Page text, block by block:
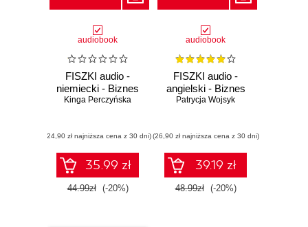
audiobook
FISZKI audio -
niemiecki - Biznes
Kinga Perczyńska
(24,90 zł najniższa cena z 30 dni)
35.99 zł
44.99zł (-20%)
audiobook
FISZKI audio -
angielski - Biznes
Patrycja Wojsyk
(26,90 zł najniższa cena z 30 dni)
39.19 zł
48.99zł (-20%)